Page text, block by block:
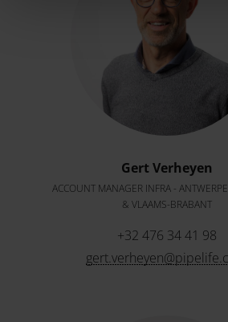
Gert Verheyen
ACCOUNT MANAGER INFRA -
& VLAAMS-BRABANT
+32 476 34 41 98